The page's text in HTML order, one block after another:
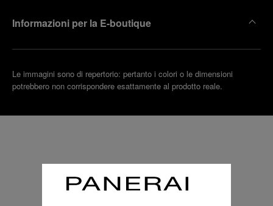
Informazioni per la E-boutique
Le immagini sono di repertorio: pertanto i colori o le dimensioni
potrebbero non corrispondere esattamente al prodotto reale.